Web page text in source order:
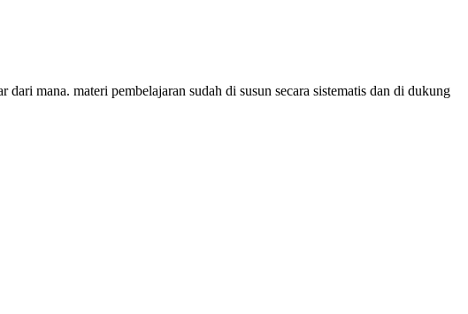
mana. materi pembelajaran sudah di susun secara sistematis dan di dukung